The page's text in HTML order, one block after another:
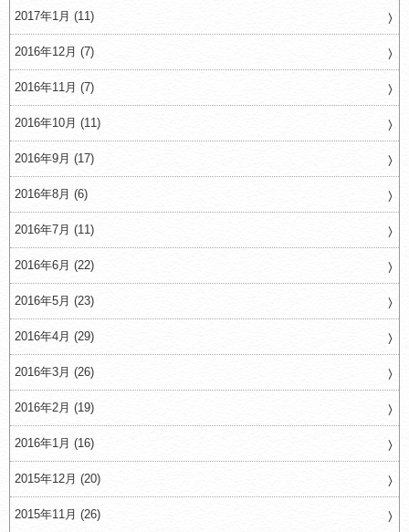
2017年1月 (11)
2016年12月 (7)
2016年11月 (7)
2016年10月 (11)
2016年9月 (17)
2016年8月 (6)
2016年7月 (11)
2016年6月 (22)
2016年5月 (23)
2016年4月 (29)
2016年3月 (26)
2016年2月 (19)
2016年1月 (16)
2015年12月 (20)
2015年11月 (26)